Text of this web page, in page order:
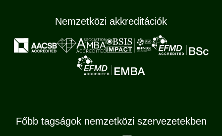
Nemzetközi akkreditációk
Főbb tagságok nemzetközi szervezetekben